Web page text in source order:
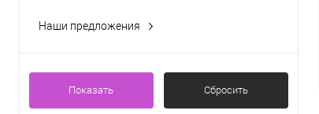
Показать ещё 3
Наши предложения
Показать Сбросить